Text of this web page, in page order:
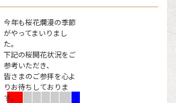
今年も桜花爛漫の季節
がやってまいりまし
た。
下記の桜開花状況をご
参考いただき、
皆さまのご参拝を心よ
りお待ちしておりま
す。